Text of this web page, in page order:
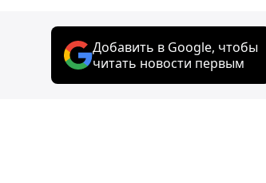
Добавить в Google, чтобы
читать новости первым